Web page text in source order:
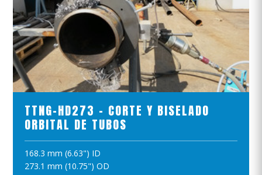
TTNG-HD273 - CORTE Y BISELADO
ORBITAL DE TUBOS
168.3 mm (6.63") ID
273.1 mm (10.75") OD
VER EL PRODUCTO
AÑADIR A LA CESTA